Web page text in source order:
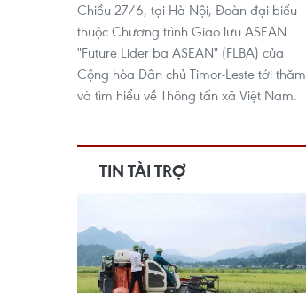
Chiều 27/6, tại Hà Nội, Đoàn đại biểu
thuộc Chương trình Giao lưu ASEAN
"Future Lider ba ASEAN" (FLBA) của
Cộng hòa Dân chủ Timor-Leste tới thăm
và tìm hiểu về Thông tấn xã Việt Nam.